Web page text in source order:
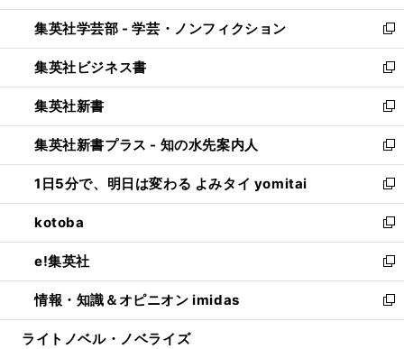
開
く
ウ
で
開
く
ン
ド
ウ
で
開
く
ウ
ィ
ン
ド
ウ
で
開
く
集英社学芸部 - 学芸・ノンフィクション
新
し
い
ウ
ィ
ン
ド
ウ
で
開
く
集英社ビジネス書
新
し
い
ウ
ィ
ン
ド
ウ
で
開
く
集英社新書
新
し
い
ウ
ィ
ン
ド
ウ
で
開
く
集英社新書プラス - 知の水先案内人
新
し
い
ウ
ィ
ン
ド
ウ
で
開
1日5分で、明日は変わる よみタイ yomitai
新
し
い
ウ
ィ
ン
ド
ウ
kotoba
新
し
い
ウ
ィ
ン
e!集英社
新
し
い
ウ
情報・知識＆オピニオン imidas
新
し
ライトノベル・ノベライズ